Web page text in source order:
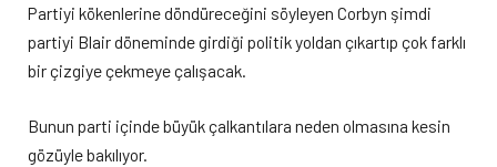
Partiyi kökenlerine döndüreceğini söyleyen Corbyn şimdi
partiyi Blair döneminde girdiği politik yoldan çıkartıp çok farklı
bir çizgiye çekmeye çalışacak.
Bunun parti içinde büyük çalkantılara neden olmasına kesin
gözüyle bakılıyor.